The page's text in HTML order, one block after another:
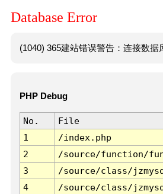
Database Error
(1040) 365建站错误警告：连接数
PHP Debug
No. File
1
/index.php
2
/source/function/
3
/source/class/
4
/source/class/